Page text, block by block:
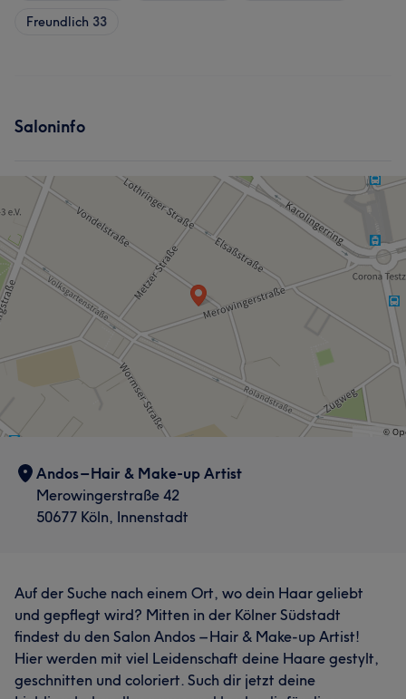
Freundlich 33
Saloninfo
Andos – Hair & Make-up Artist
Merowingerstraße 42
50677 Köln, Innenstadt
Auf der Suche nach einem Ort, wo dein Haar geliebt
und gepflegt wird? Mitten in der Kölner Südstadt
findest du den Salon Andos – Hair & Make-up Artist!
Hier werden mit viel Leidenschaft deine Haare gestylt,
geschnitten und coloriert. Such dir jetzt deine